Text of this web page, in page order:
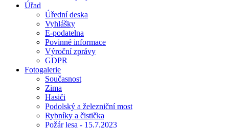
Úřad
Úřední deska
Vyhlášky
E-podatelna
Povinné informace
Výroční zprávy
GDPR
Fotogalerie
Současnost
Zima
Hasiči
Podolský a železniční most
Rybníky a čistička
Požár lesa - 15.7.2023